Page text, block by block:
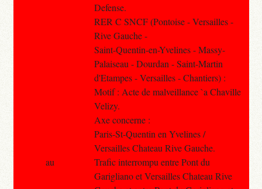
Defense.
RER C SNCF (Pontoise - Versailles -
Rive Gauche -
Saint-Quentin-en-Yvelines - Massy-
Palaiseau - Dourdan - Saint-Martin
d'Etampes - Versailles - Chantiers) :
Motif : Acte de malveillance `a Chaville
Velizy.
Axe concerne :
Paris-St-Quentin en Yvelines /
Versailles Chateau Rive Gauche.
Trafic interrompu entre Pont du
Garigliano et Versailles Chateau Rive
au